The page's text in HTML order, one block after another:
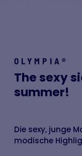
OLYMPIA®
The sexy
summer!
Die sexy, junge
modische